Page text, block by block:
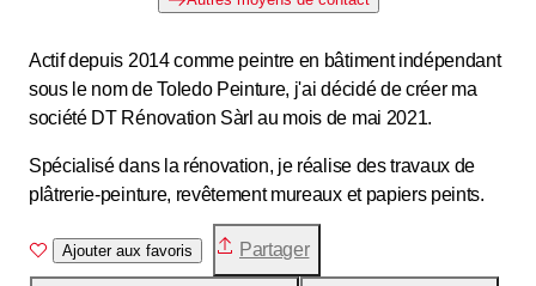
Actif depuis 2014 comme peintre en bâtiment indépendant
sous le nom de Toledo Peinture, j'ai décidé de créer ma
société DT Rénovation Sàrl au mois de mai 2021.
Spécialisé dans la rénovation, je réalise des travaux de
plâtrerie-peinture, revêtement mureaux et papiers peints.
Ajouter aux favoris Partager